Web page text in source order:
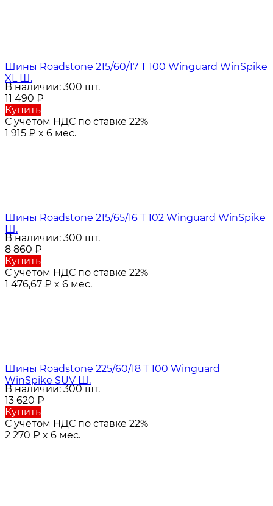
Шины Roadstone 215/60/17 T 100 Winguard WinSpike
XL Ш.
В наличии: 300 шт.
11 490 ₽
Купить
С учётом НДС по ставке 22%
1 915 ₽ x 6 мес.
Шины Roadstone 215/65/16 T 102 Winguard WinSpike
Ш.
В наличии: 300 шт.
8 860 ₽
Купить
С учётом НДС по ставке 22%
1 476,67 ₽ x 6 мес.
Шины Roadstone 225/60/18 T 100 Winguard
WinSpike SUV Ш.
В наличии: 300 шт.
13 620 ₽
Купить
С учётом НДС по ставке 22%
2 270 ₽ x 6 мес.